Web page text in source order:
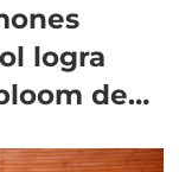
logra
de